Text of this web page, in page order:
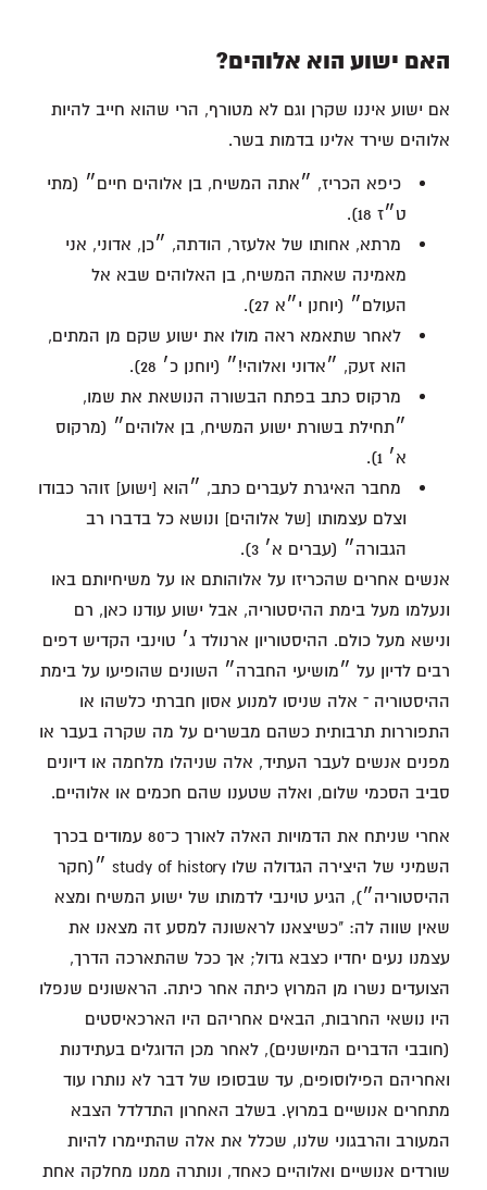
האם ישוע הוא אלוהים?
אם ישוע איננו שקרן וגם לא מטורף, הרי שהוא חייב להיות
אלוהים שירד אלינו בדמות בשר.
כיפא הכריז, ״אתה המשיח, בן אלוהים חיים״ (מתי
ט״ז 18).
מרתא, אחותו של אלעזר, הודתה, ״כן, אדוני, אני
מאמינה שאתה המשיח, בן האלוהים שבא אל
העולם״ (יוחנן י״א 27).
לאחר שתאמא ראה מולו את ישוע שקם מן המתים,
הוא זעק, ״אדוני ואלוהי!״ (יוחנן כ׳ 28).
מרקוס כתב בפתח הבשורה הנושאת את שמו,
״תחילת בשורת ישוע המשיח, בן אלוהים״ (מרקוס
א׳ 1).
מחבר האיגרת לעברים כתב, ״הוא [ישוע] זוהר כבודו
וצלם עצמותו [של אלוהים] ונושא כל בדברו רב
הגבורה״ (עברים א׳ 3).
אנשים אחרים שהכריזו על אלוהותם או על משיחיותם באו
ונעלמו מעל בימת ההיסטוריה, אבל ישוע עודנו כאן, רם
ונישא מעל כולם. ההיסטוריון ארנולד ג׳ טוינבי הקדיש דפים
רבים לדיון על ״מושיעי החברה״ השונים שהופיעו על בימת
ההיסטוריה ־ אלה שניסו למנוע אסון חברתי כלשהו או
התפוררות תרבותית כשהם מבשרים על מה שקרה בעבר או
מפנים אנשים לעבר העתיד, אלה שניהלו מלחמה או דיונים
סביב הסכמי שלום, ואלה שטענו שהם חכמים או אלוהיים.
אחרי שניתח את הדמויות האלה לאורך כ־80 עמודים בכרך
השמיני של היצירה הגדולה שלו study of history ״(חקר
ההיסטוריה״), הגיע טוינבי לדמותו של ישוע המשיח ומצא
שאין שווה לה: "כשיצאנו לראשונה למסע זה מצאנו את
עצמנו נעים יחדיו כצבא גדול; אך ככל שהתארכה הדרך,
הצועדים נשרו מן המרוץ כיתה אחר כיתה. הראשונים שנפלו
היו נושאי החרבות, הבאים אחריהם היו הארכאיסטים
(חובבי הדברים המיושנים), לאחר מכן הדוגלים בעתידנות
ואחריהם הפילוסופים, עד שבסופו של דבר לא נותרו עוד
מתחרים אנושיים במרוץ. בשלב האחרון התדלדל הצבא
המעורב והרבגוני שלנו, שכלל את אלה שהתיימרו להיות
שורדים אנושיים ואלוהיים כאחד, ונותרה ממנו מחלקה אחת